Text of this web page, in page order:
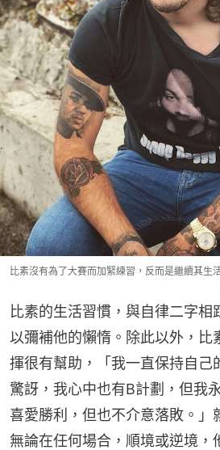
比素沒有為了大賽而加緊練習，反而是繼續其生
比素的生活習慣，與自律二字相
以彌補他的懶惰。除此以外，比
揮很有幫助，「我一直保持自己
驚訝，我心中也有B計劃，但我
喜愛勝利，但也不介意落敗。」
無論在任何場合，順境或逆境，